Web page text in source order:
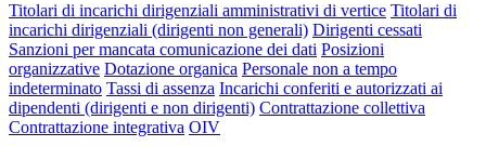
Titolari di incarichi dirigenziali amministrativi di vertice Titolari di
incarichi dirigenziali (dirigenti non generali) Dirigenti cessati
Sanzioni per mancata comunicazione dei dati Posizioni
organizzative Dotazione organica Personale non a tempo
indeterminato Tassi di assenza Incarichi conferiti e autorizzati ai
dipendenti (dirigenti e non dirigenti) Contrattazione collettiva
Contrattazione integrativa OIV